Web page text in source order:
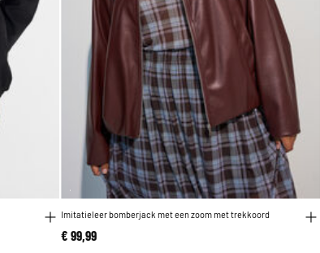
Imitatieleer bomberjack met een zoom met trekkoord
€ 99,99